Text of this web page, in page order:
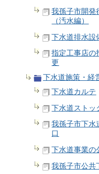
我孫子市開発
（汚水編）
下水道排水設
指定工事店の
更
下水道施策・経
下水道カルテ
下水道ストッ
我孫子市下水
口
下水道事業の
我孫子市公共